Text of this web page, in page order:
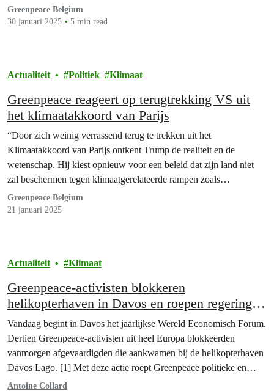
slotakkoord. Daarom wordt de conferentie eind februari voortgezet
in Rome. Deze afrondingsvergadering is cruciaal voor het
Greenpeace Belgium
30 januari 2025
5 min read
Actualiteit Politiek Klimaat
Greenpeace reageert op terugtrekking VS uit
het klimaatakkoord van Parijs
“Door zich weinig verrassend terug te trekken uit het
Klimaatakkoord van Parijs ontkent Trump de realiteit en de
wetenschap. Hij kiest opnieuw voor een beleid dat zijn land niet
zal beschermen tegen klimaatgerelateerde rampen zoals
herhaaldelijke bosbranden of orkanen. Trump en zijn bondgenoten
keren zo de internationale gemeenschap de rug toe en isoleren de
Greenpeace Belgium
21 januari 2025
Actualiteit Klimaat
Greenpeace-activisten blokkeren
helikopterhaven in Davos en roepen regeringen
op om de superrijken te belasten
Vandaag begint in Davos het jaarlijkse Wereld Economisch Forum.
Dertien Greenpeace-activisten uit heel Europa blokkeerden
vanmorgen afgevaardigden die aankwamen bij de helikopterhaven
Davos Lago. [1] Met deze actie roept Greenpeace politieke en
zakelijke leiders op om de superrijken te belasten om klimaat-,
Antoine Collard